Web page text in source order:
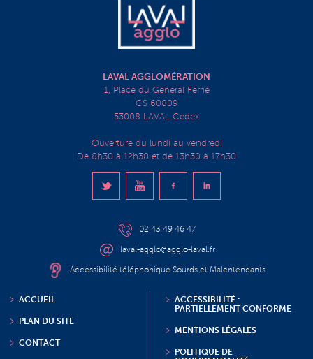
LAVAL AGGLOMÉRATION
1, Place du Général Ferrié
CS 60809
53008 LAVAL Cedex
Ouverture du lundi au vendredi
De 8h30 à 12h30 et de 13h30 à 17h30
02 43 49 46 47
laval-agglo@agglo-laval.fr
Accessibilité téléphonique Sourds et Malentendants
ACCUEIL
PLAN DU SITE
CONTACT
ACCESSIBILITÉ :
PARTIELLEMENT CONFORME
MENTIONS LÉGALES
POLITIQUE DE